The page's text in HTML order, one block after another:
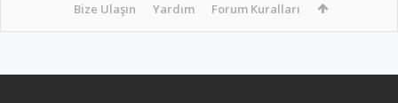
Bize Ulaşın Yardım Forum Kuralları